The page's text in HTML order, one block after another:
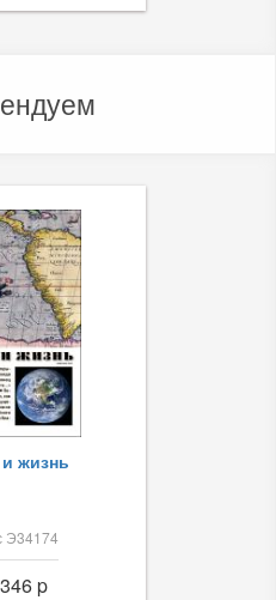
жизнь
Э34174
p